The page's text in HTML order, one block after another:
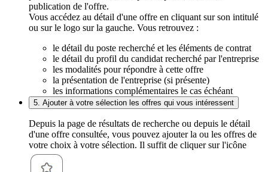
publication de l'offre.
Vous accédez au détail d'une offre en cliquant sur son intitulé
ou sur le logo sur la gauche. Vous retrouvez :
le détail du poste recherché et les éléments de contrat
le détail du profil du candidat recherché par l'entreprise
les modalités pour répondre à cette offre
la présentation de l'entreprise (si présente)
les informations complémentaires le cas échéant
5. Ajouter à votre sélection les offres qui vous intéressent
Depuis la page de résultats de recherche ou depuis le détail
d'une offre consultée, vous pouvez ajouter la ou les offres de
votre choix à votre sélection. Il suffit de cliquer sur l'icône